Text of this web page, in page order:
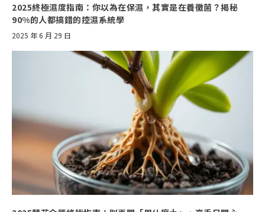
2025終極濕度指南：你以為在保濕，其實是在養黴菌？揭秘
90%的人都搞錯的控濕系統學
2025 年 6 月 29 日